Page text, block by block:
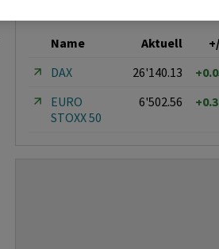
Name Aktuell
DAX
26'140.13
EURO
STOXX 50
6'502.56